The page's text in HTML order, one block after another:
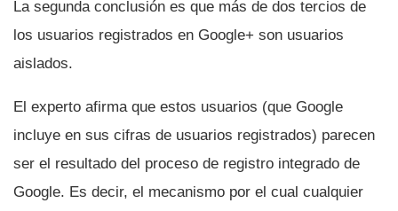
La segunda conclusión es que más de dos tercios de
los usuarios registrados en Google+ son usuarios
aislados.
El experto afirma que estos usuarios (que Google
incluye en sus cifras de usuarios registrados) parecen
ser el resultado del proceso de registro integrado de
Google. Es decir, el mecanismo por el cual cualquier